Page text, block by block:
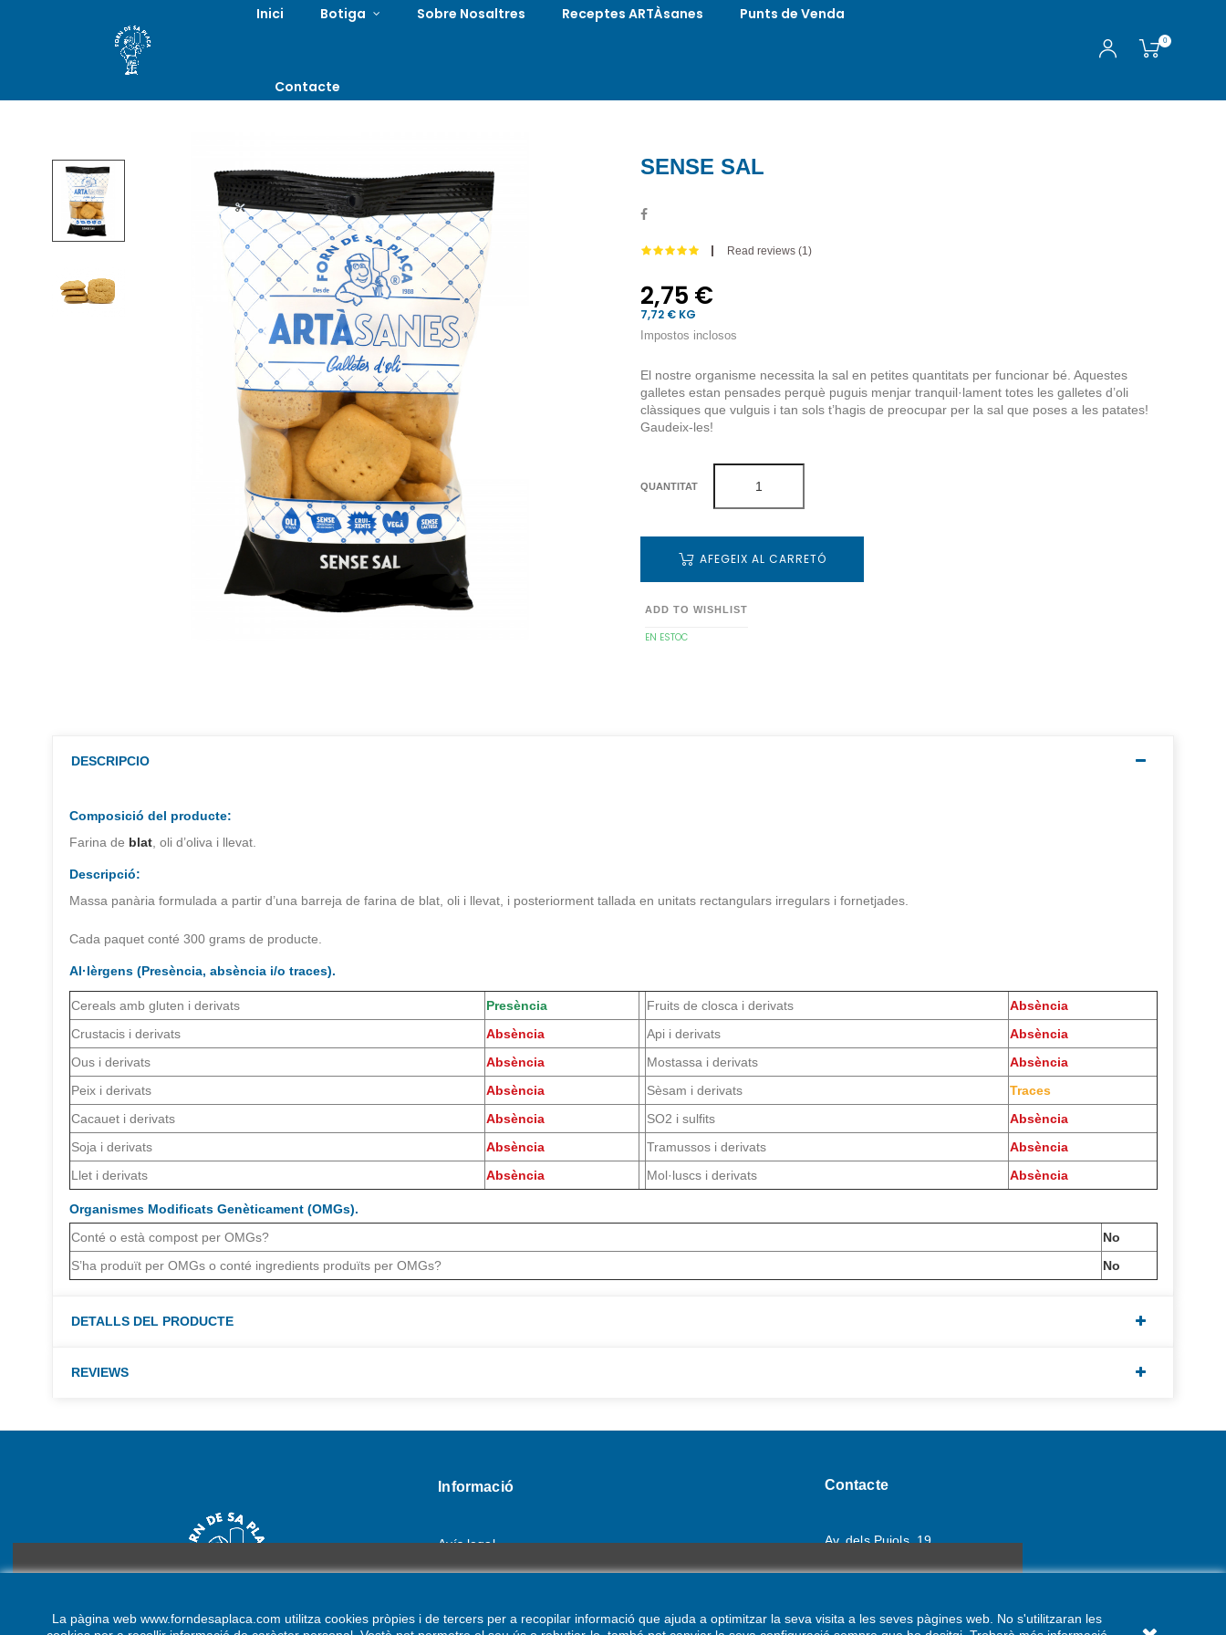
Inici Botiga Sobre Nosaltres Receptes ARTÀsanes Punts de Venda
Contacte
0
SENSE SAL
Read reviews (1)
2,75 €
7,72 € KG
Impostos inclosos
El nostre organisme necessita la sal en petites quantitats per funcionar bé. Aquestes
galletes estan pensades perquè puguis menjar tranquil·lament totes les galletes d’oli
clàssiques que vulguis i tan sols t’hagis de preocupar per la sal que poses a les patates!
Gaudeix-les!
QUANTITAT
AFEGEIX AL CARRETÓ
ADD TO WISHLIST
EN ESTOC
DESCRIPCIO
Composició del producte:
Farina de blat, oli d’oliva i llevat.
Descripció:
Massa panària formulada a partir d’una barreja de farina de blat, oli i llevat, i posteriorment tallada en unitats rectangulars irregulars i fornetjades.
Cada paquet conté 300 grams de producte.
Al·lèrgens (Presència, absència i/o traces).
Cereals amb gluten i derivats Presència Fruits de closca i derivats
Absència
Crustacis i derivats
Absència Api i derivats
Absència
Ous i derivats
Absència Mostassa i derivats
Absència
Peix i derivats
Absència Sèsam i derivats
Traces
Cacauet i derivats
Absència SO2 i sulfits
Absència
Soja i derivats
Absència Tramussos i derivats
Absència
Llet i derivats
Absència Mol·luscs i derivats Absència
Organismes Modificats Genèticament (OMGs).
Conté o està compost per OMGs?
No
S’ha produït per OMGs o conté ingredients produïts per OMGs?
No
DETALLS DEL PRODUCTE
REVIEWS
Informació
Avís legal
Política de Privacitat
Contacte
Av. dels Pujols, 19
07570 - Artà (Illes Balears)
info@forndesaplaça.com
La pàgina web www.forndesaplaca.com utilitza cookies pròpies i de tercers per a recopilar informació que ajuda a optimitzar la seva visita a les seves pàgines web. No s'utilitzaran les
ACCEPT